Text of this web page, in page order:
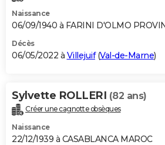
Naissance
06/09/1940 à FARINI D'OLMO
Décès
06/05/2022 à Villejuif(Val-de-Marne)
Sylvette ROLLERI (82 ans)
Créer une cagnotte obsèques
Naissance
22/12/1939 à CASABLANCA MAROC